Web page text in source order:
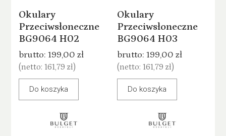
Okulary
Przeciwsłoneczne
BG9064 H02
brutto:199,00 zł
(netto:161,79 zł)
Do koszyka
Okulary
Przeciwsłoneczne
BG9064 H03
brutto: 199,00 zł
(netto: 161,79 zł)
Do koszyka